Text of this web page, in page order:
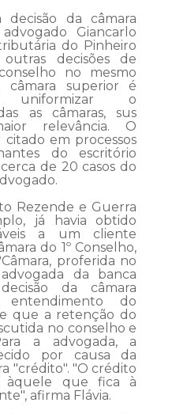
da câmara
Giancarlo
do Pinheiro
decisões de
no mesmo
câmara superior é
uniformizar o
as câmaras, sus
relevância. O
em processos
do escritório
de 20 casos do
Rezende e Guerra
já havia obtido
a um cliente
do 1º Conselho,
proferida no
da banca
da câmara
do
que a retenção do
no conselho e
a advogada, a
por causa da
"crédito". "O crédito
àquele que fica à
afirma Flávia.